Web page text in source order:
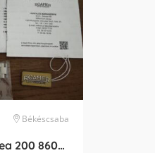
Békéscsaba
ROAMER Deep Sea 200 860833 41 75 71